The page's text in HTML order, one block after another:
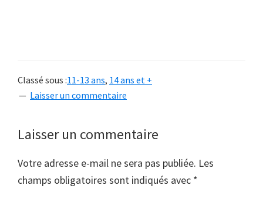
Classé sous :11-13 ans, 14 ans et +
Laisser un commentaire
Interactions
lecteur
Laisser un commentaire
Votre adresse e-mail ne sera pas publiée. Les
champs obligatoires sont indiqués avec *